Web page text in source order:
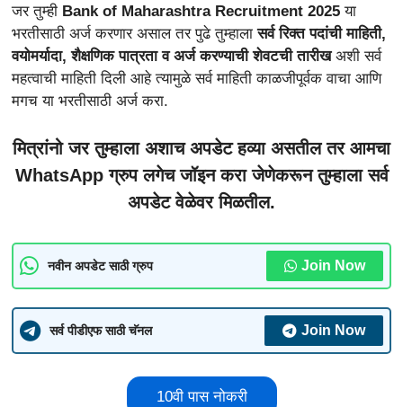
जर तुम्ही Bank of Maharashtra Recruitment 2025या
भरतीसाठी अर्ज करणार असाल तर पुढे तुम्हालासर्व रिक्त पदांची माहिती,
वयोमर्यादा, शैक्षणिक पात्रता व अर्ज करण्याची शेवटची तारीखअशी सर्व
महत्वाची माहिती दिली आहे त्यामुळे सर्व माहिती काळजीपूर्वक वाचा आणि
मगच या भरतीसाठी अर्ज करा.
मित्रांनो जर तुम्हाला अशाच अपडेट हव्या असतील तर आमचा
WhatsApp ग्रुप लगेच जॉइन करा जेणेकरून तुम्हाला सर्व
अपडेट वेळेवर मिळतील.
नवीन अपडेट साठी ग्रुप Join Now
सर्व पीडीएफ साठी चॅनल Join Now
10वी पास नोकरी